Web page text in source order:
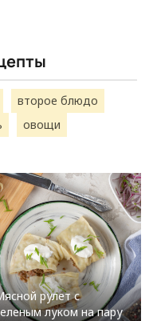
второе блюдо
овощи
рулет с
луком на пару